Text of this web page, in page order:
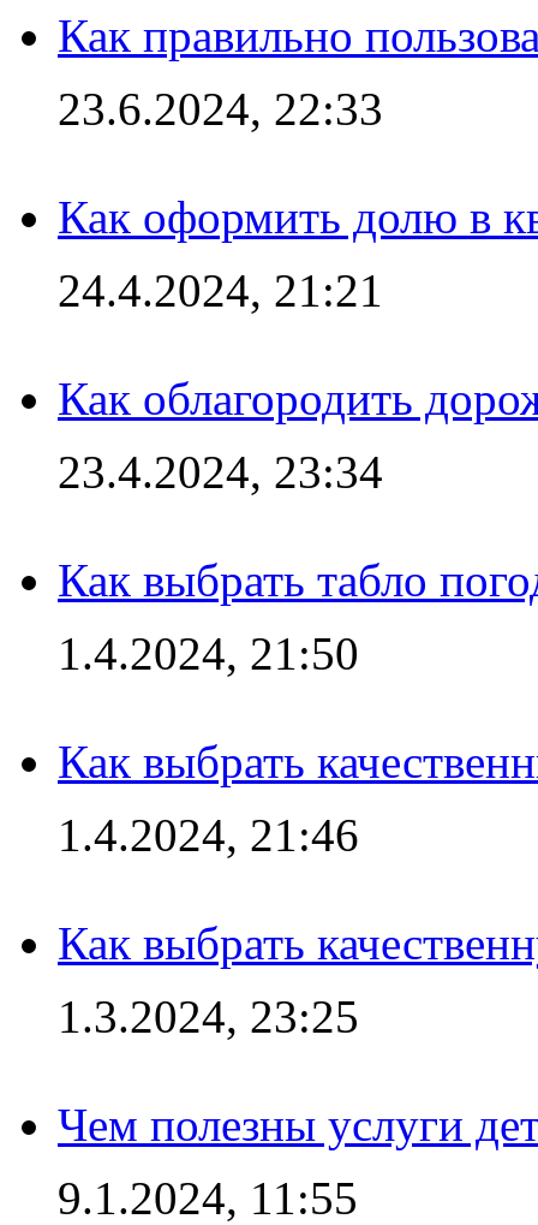
Как правильно
23.6.2024, 22:33
Как оформить долю в
24.4.2024, 21:21
Как облагородить
23.4.2024, 23:34
Как выбрать табло
1.4.2024, 21:50
Как выбрать
1.4.2024, 21:46
Как выбрать
1.3.2024, 23:25
Чем полезны услуги
9.1.2024, 11:55